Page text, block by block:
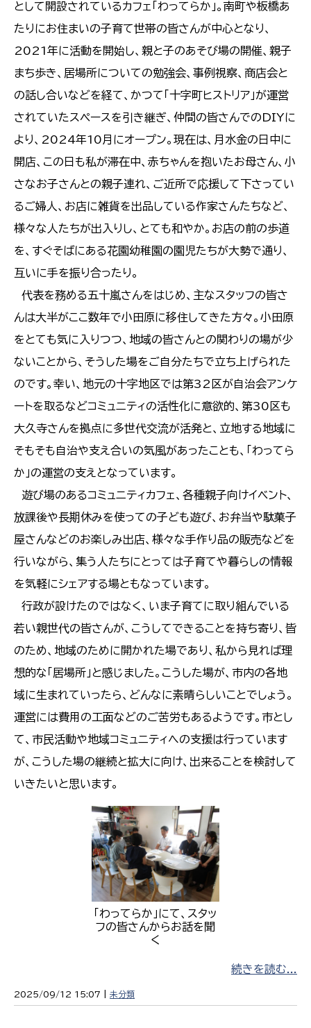
として開設されているカフェ「わってらか」。南町や板橋あ
たりにお住まいの子育て世帯の皆さんが中心となり、
2021年に活動を開始し、親と子のあそび場の開催、親子
まち歩き、居場所についての勉強会、事例視察、商店会と
の話し合いなどを経て、かつて「十字町ヒストリア」が運営
されていたスペースを引き継ぎ、仲間の皆さんでのDIYに
より、2024年10月にオープン。現在は、月水金の日中に
開店、この日も私が滞在中、赤ちゃんを抱いたお母さん、小
さなお子さんとの親子連れ、ご近所で応援して下さってい
るご婦人、お店に雑貨を出品している作家さんたちなど、
様々な人たちが出入りし、とても和やか。お店の前の歩道
を、すぐそばにある花園幼稚園の園児たちが大勢で通り、
互いに手を振り合ったり。
代表を務める五十嵐さんをはじめ、主なスタッフの皆さ
んは大半がここ数年で小田原に移住してきた方々。小田原
をとても気に入りつつ、地域の皆さんとの関わりの場が少
ないことから、そうした場をご自分たちで立ち上げられた
のです。幸い、地元の十字地区では第32区が自治会アンケ
ートを取るなどコミュニティの活性化に意欲的、第30区も
大久寺さんを拠点に多世代交流が活発と、立地する地域に
そもそも自治や支え合いの気風があったことも、「わってら
か」の運営の支えとなっています。
遊び場のあるコミュニティカフェ、各種親子向けイベント、
放課後や長期休みを使っての子ども遊び、お弁当や駄菓子
屋さんなどのお楽しみ出店、様々な手作り品の販売などを
行いながら、集う人たちにとっては子育てや暮らしの情報
を気軽にシェアする場ともなっています。
行政が設けたのではなく、いま子育てに取り組んでいる
若い親世代の皆さんが、こうしてできることを持ち寄り、皆
のため、地域のために開かれた場であり、私から見れば理
想的な「居場所」と感じました。こうした場が、市内の各地
域に生まれていったら、どんなに素晴らしいことでしょう。
運営には費用の工面などのご苦労もあるようです。市とし
て、市民活動や地域コミュニティへの支援は行っています
が、こうした場の継続と拡大に向け、出来ることを検討して
いきたいと思います。
「わってらか」にて、スタッ
フの皆さんからお話を聞
く
続きを読む...
2025/09/12 15:07 | 未分類